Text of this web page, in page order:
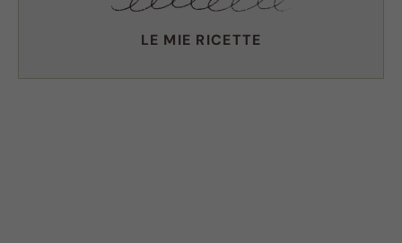
LE MIE RICETTE